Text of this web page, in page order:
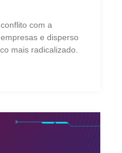
com a
e disperso
mais radicalizado.